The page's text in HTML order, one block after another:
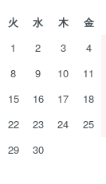
火 水 木
金
1
2 3
4
8 9 10
11
15 16 17
18
22 23 24
25
29 30